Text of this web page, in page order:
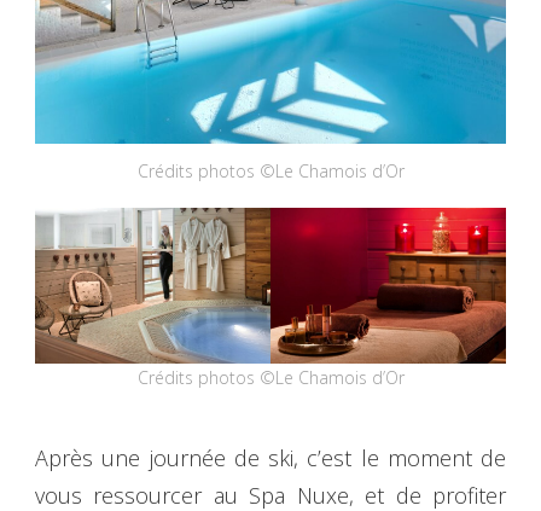
Crédits photos ©Le Chamois d’Or
Crédits photos ©Le Chamois d’Or
Après une journée de ski, c’est le moment de
vous ressourcer au Spa Nuxe, et de profiter